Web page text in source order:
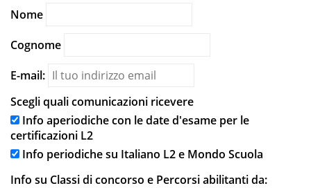
Nome
Cognome
E-mail:
Scegli quali comunicazioni ricevere
Info aperiodiche con le date d'esame per le
certificazioni L2
Info periodiche su Italiano L2 e Mondo Scuola
Info su Classi di concorso e Percorsi abilitanti da: